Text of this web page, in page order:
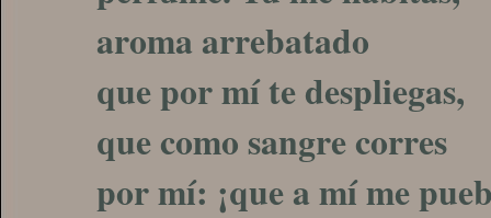
aroma arrebatado
que por mí te despliegas,
que como sangre corres
por mí: ¡que a mí me